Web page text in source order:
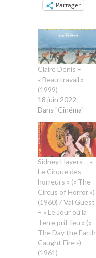
Partager
Claire Denis –
« Beau travail »
(1999)
18 juin 2022
Dans "Cinéma"
Sidney Hayers – «
Le Cirque des
horreurs » (« The
Circus of Horror »)
(1960) / Val Guest
– « Le Jour où la
Terre prit feu » («
The Day the Earth
Caught Fire »)
(1961)